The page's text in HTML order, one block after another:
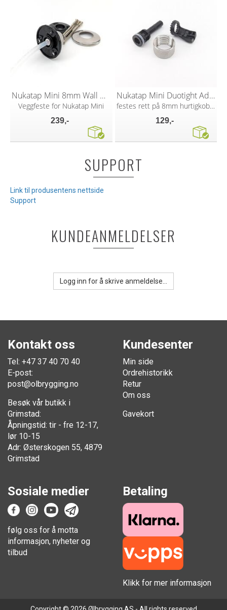
Nukatap Mini 8mm Wall Mount Shank Kit
Veggfeste for Nukatap Mini
239,-
Nukatap Mini Duotight Adaptor for 8 mm
festes rett på 8mm hurtigkobling
129,-
SUPPORT
Link til produsentens nettside
Support
KUNDEANMELDELSER
Logg inn for å skrive anmeldelse...
Kontakt oss
Tel: +47 37 40 70 40
E-post:
post@olbrygging.no
Besøk vår butikk i
Grimstad:
Åpningstid: tir - fre 12-17,
lør 10-15
Adr: Østerskogen 55, 4879
Grimstad
Kundesenter
Min side
Ordrehistorikk
Retur
Om oss
Gavekort
Sosiale medier
følg oss for å motta
informasjon, nyheter og
tilbud
Betaling
Klikk for mer informasjon